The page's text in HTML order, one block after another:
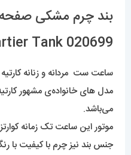
بند چرم مشکی
Tank 020699
ساعت ست مردانه و زنانه
مدل های خانواده‌ی مشهور
می‌باشد.
موتور این ساعت تک زمانه
جنس بند نیز چرم با کیفیت با